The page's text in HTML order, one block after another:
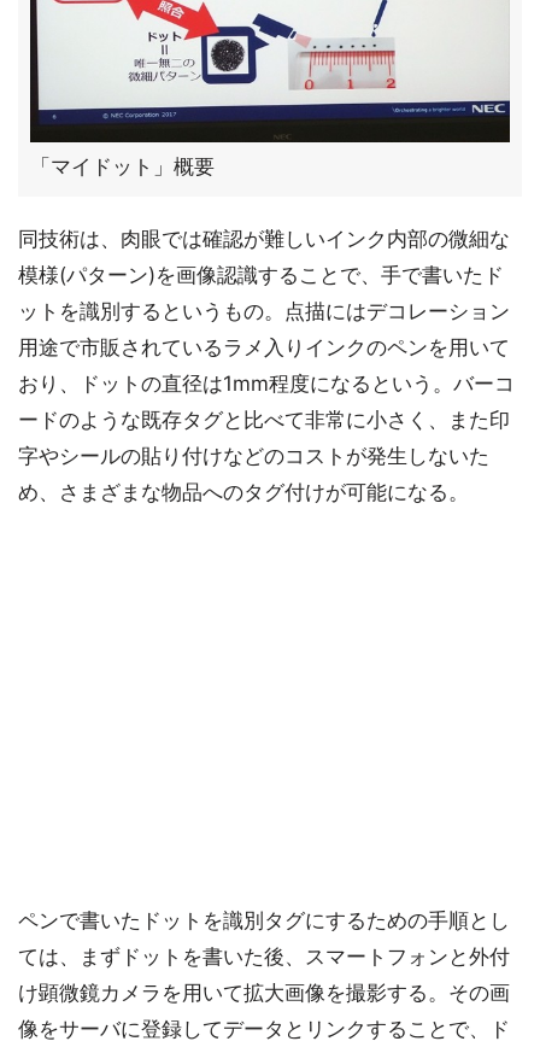
「マイドット」概要
同技術は、肉眼では確認が難しいインク内部の微細な
模様(パターン)を画像認識することで、手で書いたド
ットを識別するというもの。点描にはデコレーション
用途で市販されているラメ入りインクのペンを用いて
おり、ドットの直径は1mm程度になるという。バーコ
ードのような既存タグと比べて非常に小さく、また印
字やシールの貼り付けなどのコストが発生しないた
め、さまざまな物品へのタグ付けが可能になる。
ペンで書いたドットを識別タグにするための手順とし
ては、まずドットを書いた後、スマートフォンと外付
け顕微鏡カメラを用いて拡大画像を撮影する。その画
像をサーバに登録してデータとリンクすることで、ド